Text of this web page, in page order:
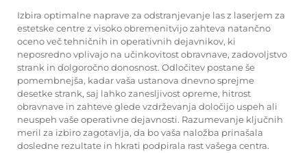
Izbira optimalne naprave za odstranjevanje las z laserjem za
estetske centre z visoko obremenitvijo zahteva natančno
oceno več tehničnih in operativnih dejavnikov, ki
neposredno vplivajo na učinkovitost obravnave, zadovoljstvo
strank in dolgoročno donosnost. Odločitev postane še
pomembnejša, kadar vaša ustanova dnevno sprejme
desetke strank, saj lahko zanesljivost opreme, hitrost
obravnave in zahteve glede vzdrževanja določijo uspeh ali
neuspeh vaše operativne dejavnosti. Razumevanje ključnih
meril za izbiro zagotavlja, da bo vaša naložba prinašala
dosledne rezultate in hkrati podpirala rast vašega centra.